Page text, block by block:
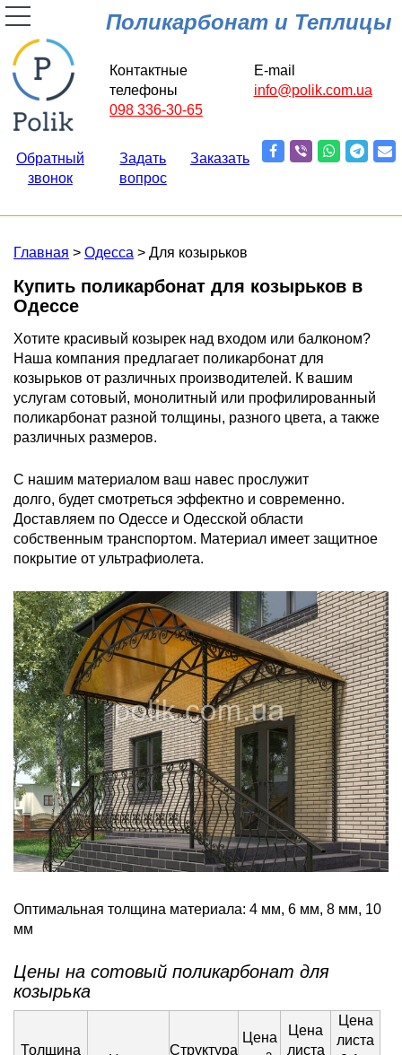
Поликарбонат и Теплицы
Контактные
телефоны
098 336-30-65
E-mail
info@polik.com.ua
Обратный
звонок
Задать
вопрос
Заказать
Главная > Одесса > Для козырьков
Купить поликарбонат для козырьков в
Одессе
Хотите красивый козырек над входом или балконом?
Наша компания предлагает поликарбонат для
козырьков от различных производителей. К вашим
услугам сотовый, монолитный или профилированный
поликарбонат разной толщины, разного цвета, а также
различных размеров.
С нашим материалом ваш навес прослужит
долго, будет смотреться эффектно и современно.
Доставляем по Одессе и Одесской области
собственным транспортом. Материал имеет защитное
покрытие от ультрафиолета.
Оптимальная толщина материала: 4 мм, 6 мм, 8 мм, 10
мм
Цены на сотовый поликарбонат для
козырька
Толщина
Структура
Цена
Цена
листа
Цена
листа